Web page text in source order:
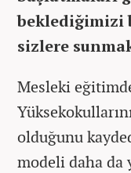
beklediğimizi
sizlere
Mesleki
olduğunu
modeli daha da